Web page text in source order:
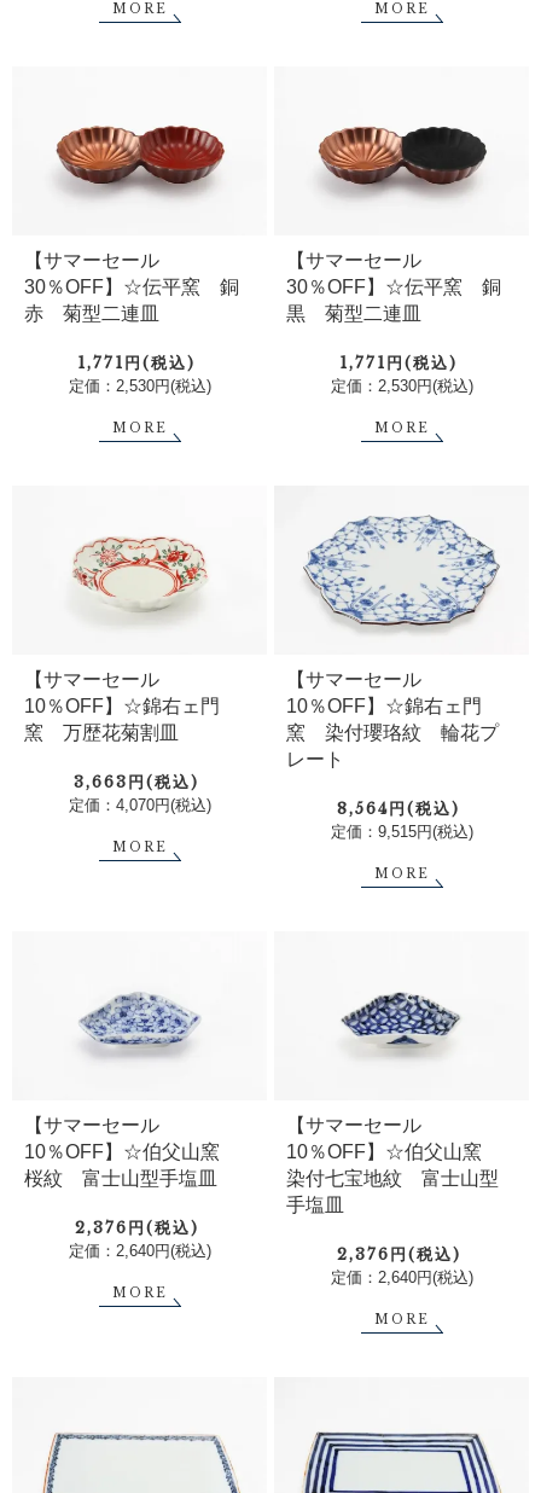
MORE MORE
【サマーセール
30％OFF】☆伝平窯 銅
赤 菊型二連皿
1,771円(税込)
定価：2,530円(税込)
MORE
【サマーセール
30％OFF】☆伝平窯 銅
黒 菊型二連皿
1,771円(税込)
定価：2,530円(税込)
MORE
【サマーセール
10％OFF】☆錦右ェ門
窯 万歴花菊割皿
3,663円(税込)
定価：4,070円(税込)
MORE
【サマーセール
10％OFF】☆錦右ェ門
窯 染付瓔珞紋 輪花プ
レート
8,564円(税込)
定価：9,515円(税込)
MORE
【サマーセール
10％OFF】☆伯父山窯
桜紋 富士山型手塩皿
2,376円(税込)
定価：2,640円(税込)
MORE
【サマーセール
10％OFF】☆伯父山窯
染付七宝地紋 富士山型
手塩皿
2,376円(税込)
定価：2,640円(税込)
MORE